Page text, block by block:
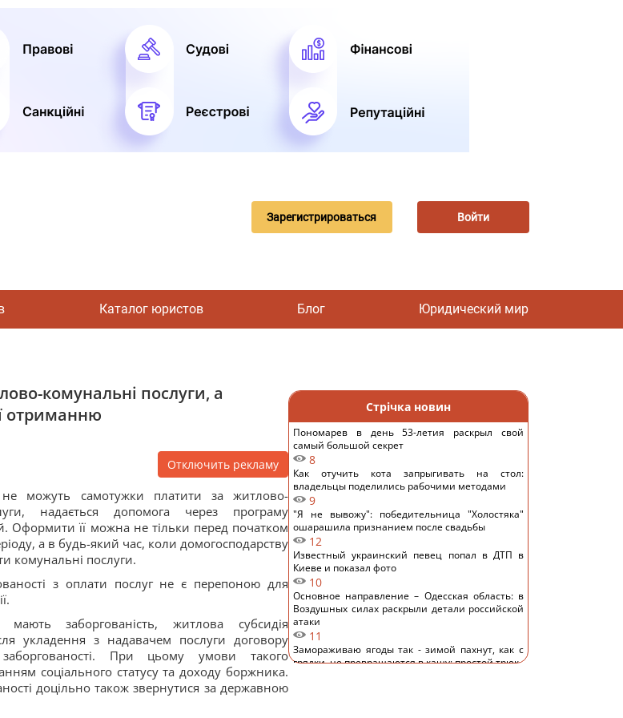
Зарегистрироваться Войти
Каталог юристов Блог Юридический мир
комунальні послуги, а
отриманню
Отключить рекламу
не можуть самотужки платити за житлово-
надається допомога через програму
Оформити її можна не тільки перед початком
а в будь-який час, коли домогосподарству
комунальні послуги.
з оплати послуг не є перепоною для
мають заборгованість, житлова субсидія
укладення з надавачем послуги договору
заборгованості. При цьому умови такого
соціального статусу та доходу боржника.
доцільно також звернутися за державною
Стрічка новин
Пономарев в день 53-летия раскрыл свой
самый большой секрет
8
Как отучить кота запрыгивать на стол:
владельцы поделились рабочими методами
9
"Я не вывожу": победительница "Холостяка"
ошарашила признанием после свадьбы
12
Известный украинский певец попал в ДТП в
Киеве и показал фото
10
Основное направление – Одесская область: в
Воздушных силах раскрыли детали российской
атаки
11
Замораживаю ягоды так - зимой пахнут, как с
грядки, не превращаются в кашу: простой трюк